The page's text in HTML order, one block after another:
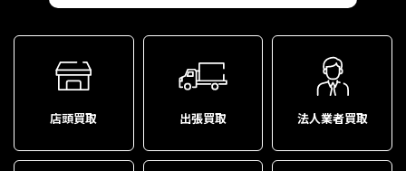
店頭買取 出張買取 法人業者買取